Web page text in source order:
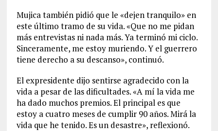
Mujica también pidió que le «dejen tranquilo» en
este último tramo de su vida. «Que no me pidan
más entrevistas ni nada más. Ya terminó mi ciclo.
Sinceramente, me estoy muriendo. Y el guerrero
tiene derecho a su descanso», continuó.
El expresidente dijo sentirse agradecido con la
vida a pesar de las dificultades. «A mí la vida me
ha dado muchos premios. El principal es que
estoy a cuatro meses de cumplir 90 años. Mirá la
vida que he tenido. Es un desastre», reflexionó.